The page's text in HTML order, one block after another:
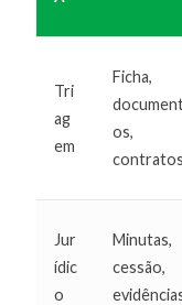
Tri
ag
em
Ficha,
os,
contratos
Jur
ídic
o
Minutas,
cessão,